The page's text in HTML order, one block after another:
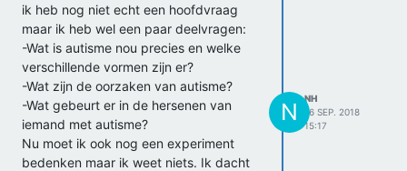
ik heb nog niet echt een hoofdvraag
maar ik heb wel een paar deelvragen:
-Wat is autisme nou precies en welke
verschillende vormen zijn er?
-Wat zijn de oorzaken van autisme?
-Wat gebeurt er in de hersenen van
iemand met autisme?
Nu moet ik ook nog een experiment
bedenken maar ik weet niets. Ik dacht
N
NH
16 SEP. 2018
15:17